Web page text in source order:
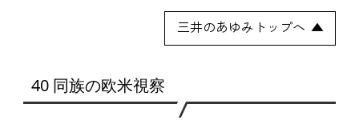
三井のあゆみトップへ
40 同族の欧米視察